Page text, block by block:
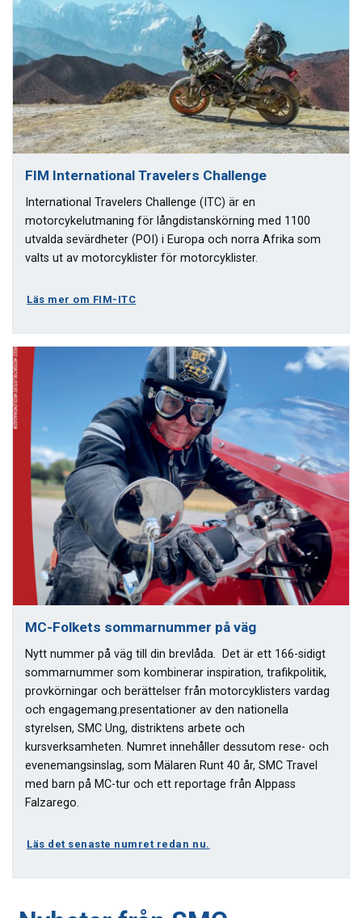
FIM International Travelers Challenge
International Travelers Challenge (ITC) är en
motorcykelutmaning för långdistanskörning med 1100
utvalda sevärdheter (POI) i Europa och norra Afrika som
valts ut av motorcyklister för motorcyklister.
Läs mer om FIM-ITC
MC-Folkets sommarnummer på väg
Nytt nummer på väg till din brevlåda. Det är ett 166-sidigt
sommarnummer som kombinerar inspiration, trafikpolitik,
provkörningar och berättelser från motorcyklisters vardag
och engagemang.presentationer av den nationella
styrelsen, SMC Ung, distriktens arbete och
kursverksamheten. Numret innehåller dessutom rese- och
evenemangsinslag, som Mälaren Runt 40 år, SMC Travel
med barn på MC-tur och ett reportage från Alppass
Falzarego.
Läs det senaste numret redan nu.